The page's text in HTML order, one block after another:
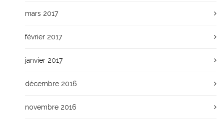
mars 2017
février 2017
janvier 2017
décembre 2016
novembre 2016